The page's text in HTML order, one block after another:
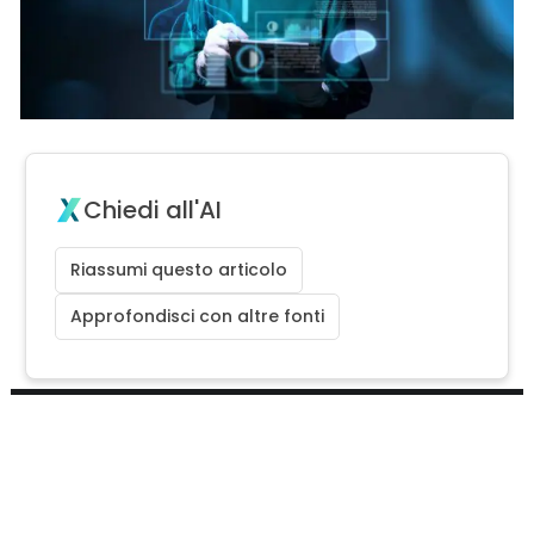
Chiedi all'AI
Riassumi questo articolo
Approfondisci con altre fonti